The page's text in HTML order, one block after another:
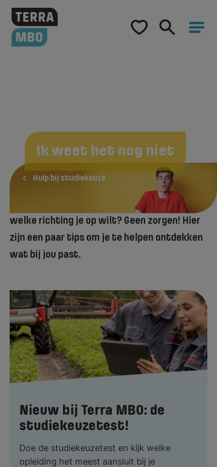
Home
Over Terra MBO
Hulp bij studiekeuze
Ik weet het nog niet
Voel je je overweldigd door alle
keuzemogelijkheden en heb je nog geen idee
welke richting je op wilt? Geen zorgen! Hier
zijn een paar tips om je te helpen ontdekken
wat bij jou past.
Nieuw bij Terra MBO: de
studiekeuzetest!
Doe de studiekeuzetest en kijk welke
opleiding het meest aansluit bij je